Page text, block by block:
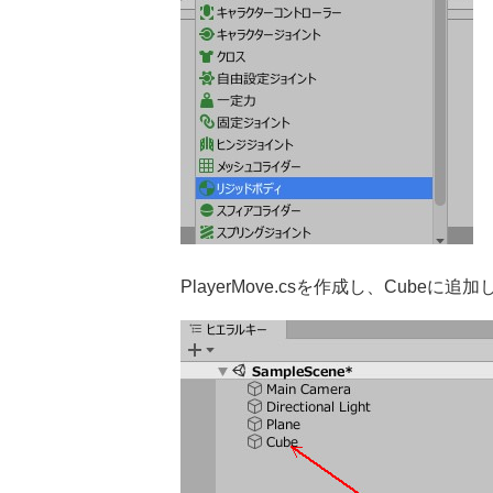
PlayerMove.csを作成し、Cubeに追加